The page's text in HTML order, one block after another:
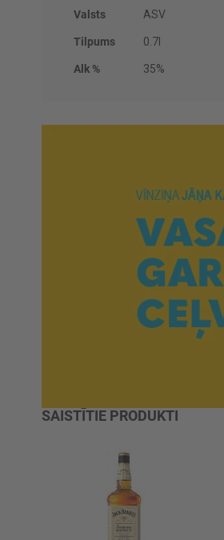
Vairāk
Valsts ASV
Tilpums 0.7l
Alk % 35%
SAISTĪTIE PRODUKTI